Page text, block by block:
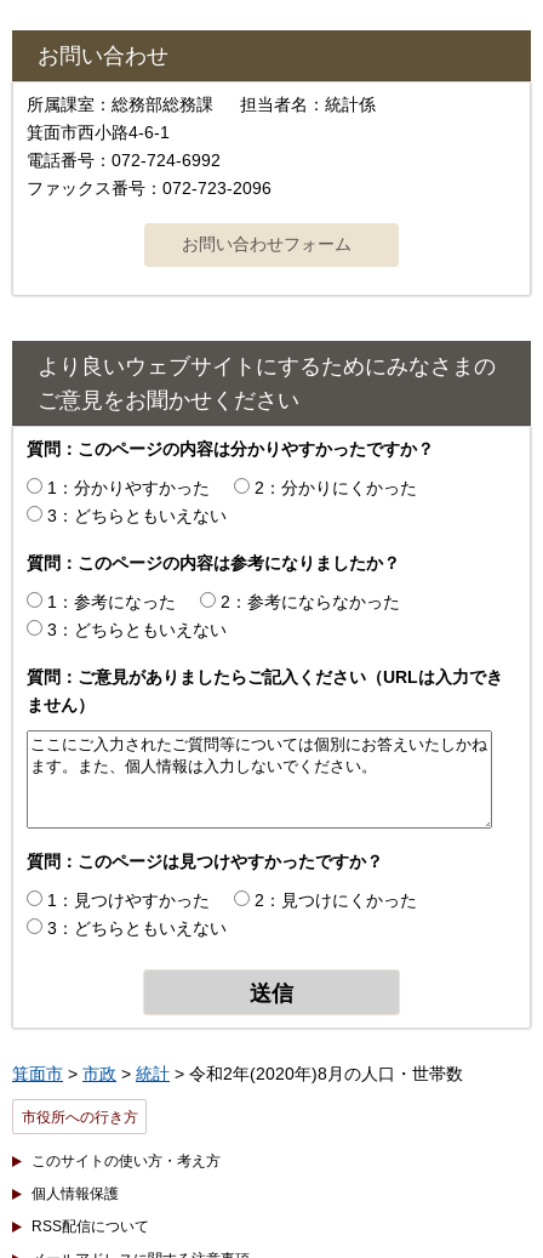
お問い合わせ
所属課室：総務部総務課 担当者名：統計係
箕面市西小路4-6-1
電話番号：072-724-6992
ファックス番号：072-723-2096
より良いウェブサイトにするためにみなさまの
ご意見をお聞かせください
質問：このページの内容は分かりやすかったですか？
1：分かりやすかった
2：分かりにくかった
3：どちらともいえない
質問：このページの内容は参考になりましたか？
1：参考になった
2：参考にならなかった
3：どちらともいえない
質問：ご意見がありましたらご記入ください（URLは入力でき
ません）
質問：このページは見つけやすかったですか？
1：見つけやすかった
2：見つけにくかった
3：どちらともいえない
箕面市 > 市政 > 統計 > 令和2年(2020年)8月の人口・世帯数
市役所への行き方
このサイトの使い方・考え方
個人情報保護
RSS配信について